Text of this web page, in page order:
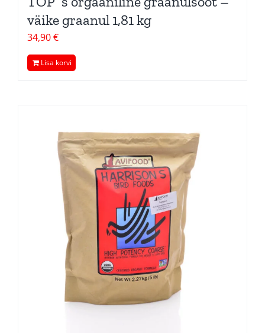
väike graanul 1,81 kg
34,90€
Lisa korvi